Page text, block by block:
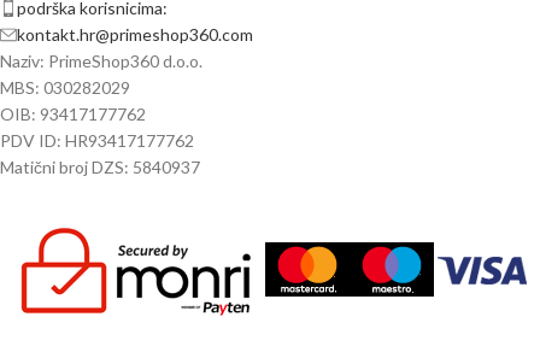
podrška korisnicima:
kontakt.hr@primeshop360.com
Naziv: PrimeShop360 d.o.o.
MBS: 030282029
OIB: 93417177762
PDV ID: HR93417177762
Matični broj DZS: 5840937